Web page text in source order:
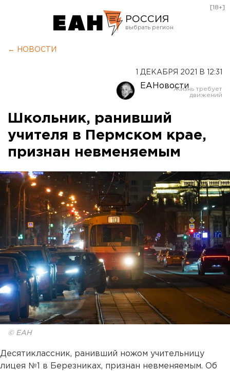
РОССИЯ
Оренбург
[18+]
← НОВОСТИ
1 ДЕКАБРЯ 2021 В 12:31
ЕАНовости
Школьник, ранивший
учителя в Пермском крае,
признан невменяемым
© ЕАН
Десятиклассник, ранивший ножом учительницу
лицея №1 в Березниках, признан невменяемым. Об